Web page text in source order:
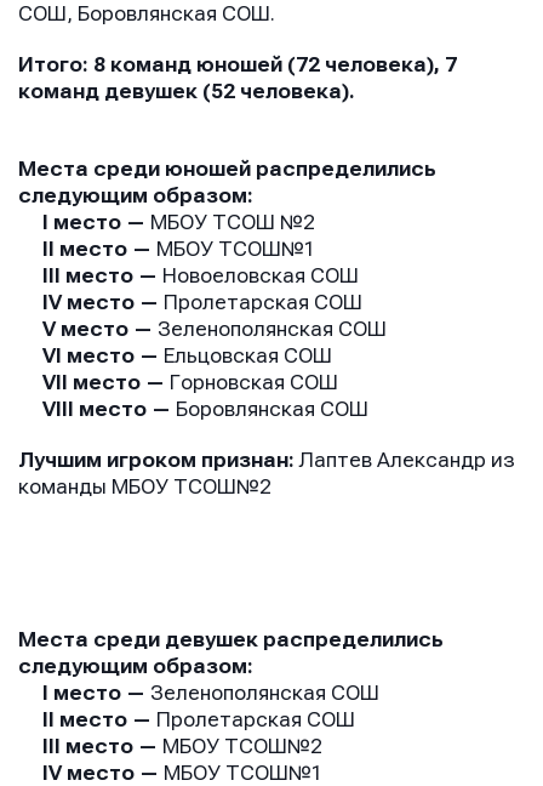
СОШ, Боровлянская СОШ.
Итого: 8 команд юношей (72 человека), 7
команд девушек (52 человека).
Места среди юношей распределились
следующим образом:
I место — МБОУ ТСОШ №2
II место — МБОУ ТСОШ№1
III место — Новоеловская СОШ
IV место — Пролетарская СОШ
V место — Зеленополянская СОШ
VI место — Ельцовская СОШ
VII место — Горновская СОШ
VIII место — Боровлянская СОШ
Лучшим игроком признан:Лаптев Александр из
команды МБОУ ТСОШ№2
Места среди девушек распределились
следующим образом:
I место — Зеленополянская СОШ
II место — Пролетарская СОШ
III место — МБОУ ТСОШ№2
IV место — МБОУ ТСОШ№1